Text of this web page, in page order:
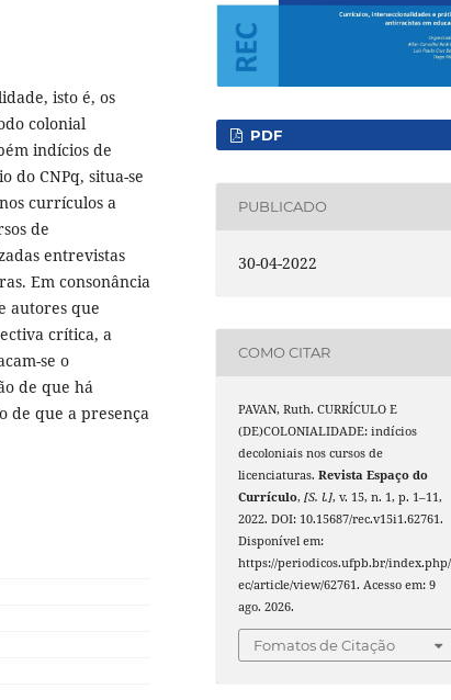
isto é, os
colonial
indícios de
do CNPq, situa-se
currículos a
de
entrevistas
Em consonância
autores que
crítica, a
se o
de que há
de que a presença
PDF
PUBLICADO
30-04-2022
COMO CITAR
PAVAN, Ruth. CURRÍCULO E
(DE)COLONIALIDADE: indícios
decoloniais nos cursos de
licenciaturas.Revista Espaço do
Currículo,[S. l.], v. 15, n. 1, p. 1–11,
2022. DOI: 10.15687/rec.v15i1.62761.
Disponível em:
https://periodicos.ufpb.br/
ec/article/view/62761. Acesso em: 9
ago. 2026.
Fomatos de Citação